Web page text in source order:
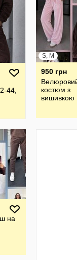
44,
S, M
950 грн
костюм з
вишивкою
на